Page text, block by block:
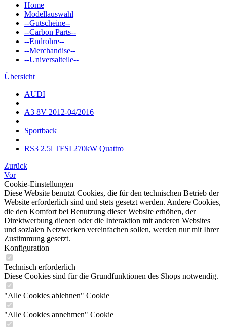
Home
Modellauswahl
--Gutscheine--
--Carbon Parts--
--Endrohre--
--Merchandise--
--Universalteile--
Übersicht
AUDI
A3 8V 2012-04/2016
Sportback
RS3 2.5l TFSI 270kW Quattro
Zurück
Vor
Cookie-Einstellungen
Diese Website benutzt Cookies, die für den technischen Betrieb der
Website erforderlich sind und stets gesetzt werden. Andere Cookies,
die den Komfort bei Benutzung dieser Website erhöhen, der
Direktwerbung dienen oder die Interaktion mit anderen Websites
und sozialen Netzwerken vereinfachen sollen, werden nur mit Ihrer
Zustimmung gesetzt.
Konfiguration
Technisch erforderlich
Diese Cookies sind für die Grundfunktionen des Shops notwendig.
"Alle Cookies ablehnen" Cookie
"Alle Cookies annehmen" Cookie